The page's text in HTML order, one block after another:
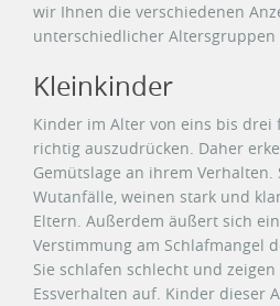
wir Ihnen die verschiedenen
unterschiedlicher Altersgruppen
Kleinkinder
Kinder im Alter von eins bis drei
richtig auszudrücken. Daher
Gemütslage an ihrem
Wutanfälle, weinen stark und
Eltern. Außerdem äußert sich
Verstimmung am Schlafmangel
Sie schlafen schlecht und
Essverhalten auf. Kinder dieser